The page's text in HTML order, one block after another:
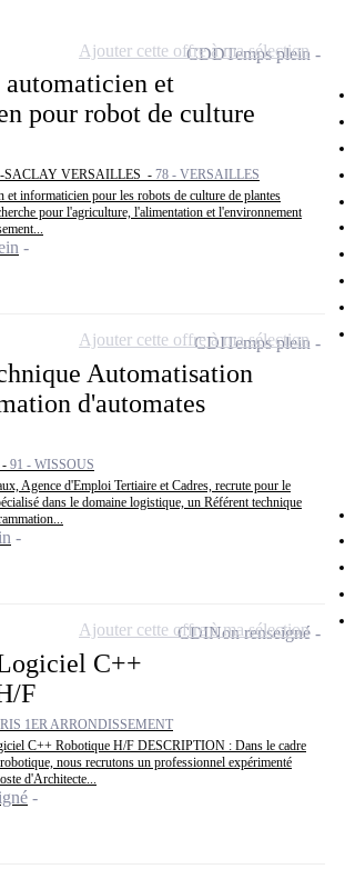
et
pour robot de culture
SACLAY VERSAILLES - 78 - VERSAILLES
et informaticien pour les robots de culture de plantes
pour l'agriculture, l'alimentation et l'environnement
CDDTemps plein
Ajouter cette offre à ma sélection
Automatisation
d'automates
- 91 - WISSOUS
Agence d'Emploi Tertiaire et Cadres, recrute pour le
dans le domaine logistique, un Référent technique
CDITemps plein
Ajouter cette offre à ma sélection
C++
F
1ER ARRONDISSEMENT
C++ Robotique H/F DESCRIPTION : Dans le cadre
nous recrutons un professionnel expérimenté
d'Architecte...
CDINon renseigné
Ajouter cette offre à ma sélection